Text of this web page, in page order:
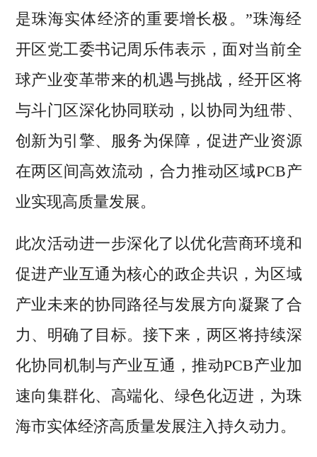
是珠海实体经济的重要增长极。”珠海经
开区党工委书记周乐伟表示，面对当前全
球产业变革带来的机遇与挑战，经开区将
与斗门区深化协同联动，以协同为纽带、
创新为引擎、服务为保障，促进产业资源
在两区间高效流动，合力推动区域PCB产
业实现高质量发展。
此次活动进一步深化了以优化营商环境和
促进产业互通为核心的政企共识，为区域
产业未来的协同路径与发展方向凝聚了合
力、明确了目标。接下来，两区将持续深
化协同机制与产业互通，推动PCB产业加
速向集群化、高端化、绿色化迈进，为珠
海市实体经济高质量发展注入持久动力。